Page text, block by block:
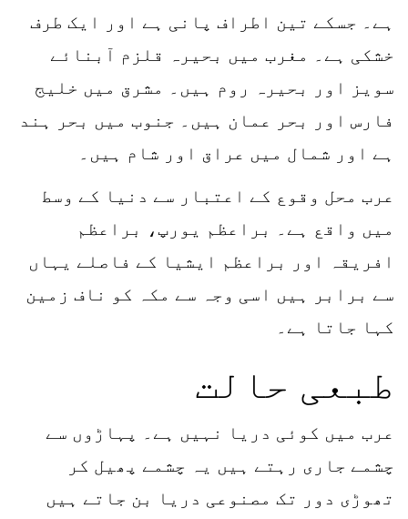
ہے۔ جسکے تین اطراف پانی ہے اور ایک طرف
خشکی ہے۔ مغرب میں بحیرہ قلزم آبنائے
سویز اور بحیرہ روم ہیں۔ مشرق میں خلیج
فارس اور بحر عمان ہیں۔ جنوب میں بحر ہند
ہے اور شمال میں عراق اور شام ہیں۔
عرب محل وقوع کے اعتبار سے دنیا کے وسط
میں واقع ہے۔ براعظم یورپ، براعظم
افریقہ اور براعظم ایشیا کے فاصلے یہاں
سے برابر ہیں اسی وجہ سے مکہ کو ناف زمین
کہا جاتا ہے۔
طبعی حالت
عرب میں کوئی دریا نہیں ہے۔ پہاڑوں سے
چشمے جاری رہتے ہیں یہ چشمے پھیل کر
تھوڑی دور تک مصنوعی دریا بن جاتے ہیں